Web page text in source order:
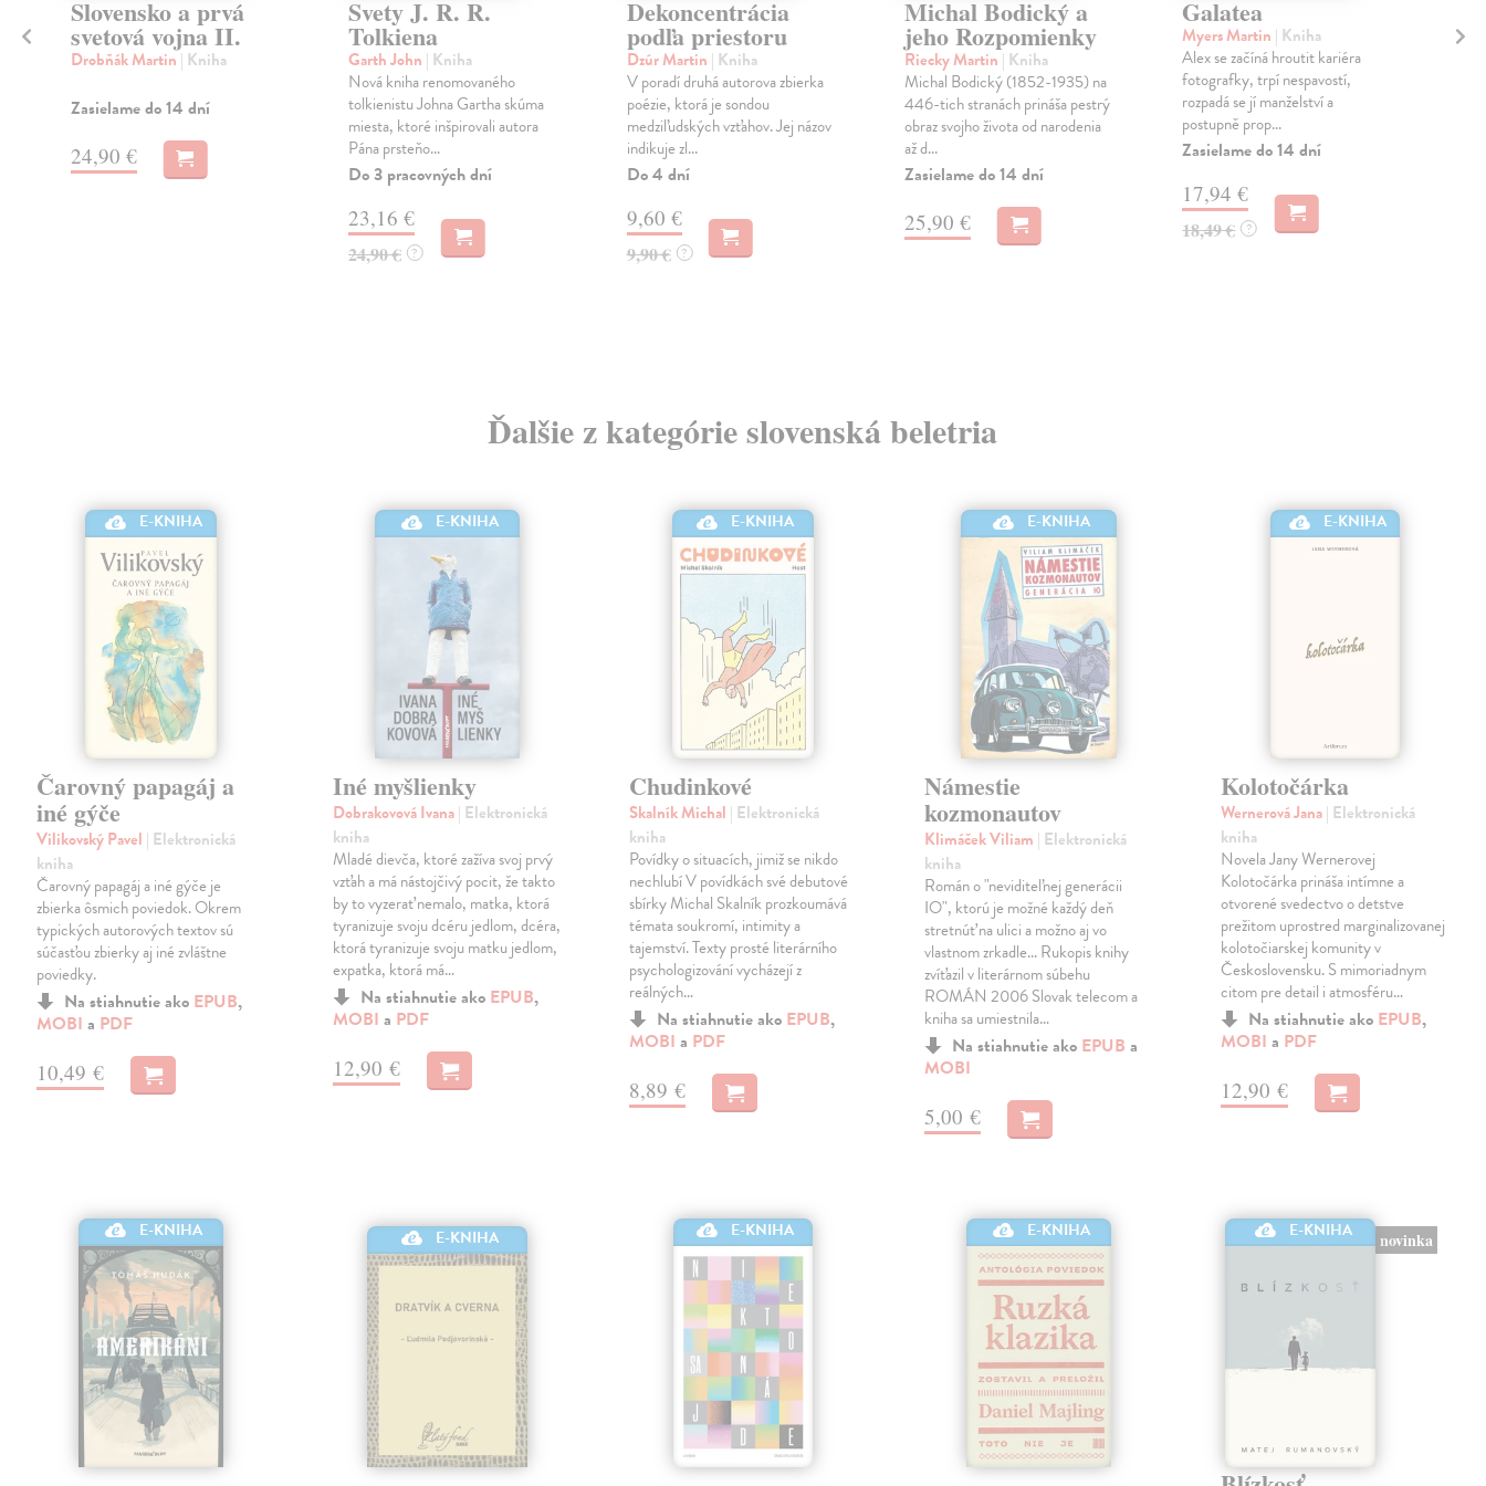
Slovensko a prvá
svetová vojna II.
Drobňák Martin | Kniha
Zasielame do 14 dní
24,90 €
Svety J. R. R.
Tolkiena
Garth John | Kniha
Nová kniha renomovaného
tolkienistu Johna Gartha skúma
miesta, ktoré inšpirovali autora
Pána prsteňo...
Do 3 pracovných dní
23,16 €
24,90 € ?
Dekoncentrácia
podľa priestoru
Dzúr Martin | Kniha
V poradí druhá autorova zbierka
poézie, ktorá je sondou
medziľudských vzťahov. Jej názov
indikuje zl...
Do 4 dní
9,60 €
9,90 € ?
Michal Bodický a
jeho Rozpomienky
Riecky Martin | Kniha
Michal Bodický (1852-1935) na
446-tich stranách prináša pestrý
obraz svojho života od narodenia
až d...
Zasielame do 14 dní
25,90 €
Galatea
Myers Martin | Kniha
Alex se začíná hroutit kariéra
fotografky, trpí nespavostí,
rozpadá se jí manželství a
postupně prop...
Zasielame do 14 dní
17,94 €
18,49 € ?
Ďalšie z kategórie slovenská beletria
E-KNIHA
Čarovný papagáj a
iné gýče
Vilikovský Pavel | Elektronická
kniha
Čarovný papagáj a iné gýče je
zbierka ôsmich poviedok. Okrem
typických autorových textov sú
súčasťou zbierky aj iné zvláštne
poviedky.
Na stiahnutie ako EPUB,
MOBI a PDF
10,49 €
E-KNIHA
Iné myšlienky
Dobrakovová Ivana| Elektronická
kniha
Mladé dievča, ktoré zažíva svoj prvý
vzťah a má nástojčivý pocit, že takto
by to vyzerať nemalo, matka, ktorá
tyranizuje svoju dcéru jedlom, dcéra,
ktorá tyranizuje svoju matku jedlom,
expatka, ktorá má…
Na stiahnutie ako EPUB,
MOBI a PDF
12,90 €
E-KNIHA
Chudinkové
Skalník Michal | Elektronická
kniha
Povídky o situacích, jimiž se nikdo
nechlubí V povídkách své debutové
sbírky Michal Skalník prozkoumává
témata soukromí, intimity a
tajemství. Texty prosté literárního
psychologizování vycházejí z
reálných…
Na stiahnutie ako EPUB,
MOBI a PDF
8,89 €
E-KNIHA
Námestie
kozmonautov
Klimáček Viliam | Elektronická
kniha
Román o "neviditeľnej generácii
IO", ktorú je možné každý deň
stretnúť na ulici a možno aj vo
vlastnom zrkadle... Rukopis knihy
zvíťazil v literárnom súbehu
ROMÁN 2006 Slovak telecom a
kniha sa umiestnila…
Na stiahnutie ako EPUB a
MOBI
5,00 €
E-KNIHA
Kolotočárka
Wernerová Jana| Elektronická
kniha
Novela Jany Wernerovej
Kolotočárka prináša intímne a
otvorené svedectvo o detstve
prežitom uprostred marginalizovanej
kolotočiarskej komunity v
Československu. S mimoriadnym
citom pre detail i atmosféru…
Na stiahnutie ako EPUB,
MOBI a PDF
12,90 €
E-KNIHA E-KNIHA E-KNIHA E-KNIHA E-KNIHA novinka